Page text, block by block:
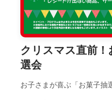
クリスマス直前
選会
お子さまが喜ぶ「お菓子抽